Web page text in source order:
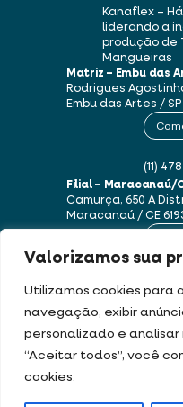
Valorizamos sua
Utilizamos cookies para
navegação, exibir
personalizado e
“Aceitar todos”, você
cookies.
Kanaflex –
liderando a
produção de
Mangueiras
Matriz – Embu das
Rodrigues
Embu das Artes / SP
(11)
Filial – Maracanaú/
Camurça, 650 A
Maracanaú / CE
Este site usa cookies e dados